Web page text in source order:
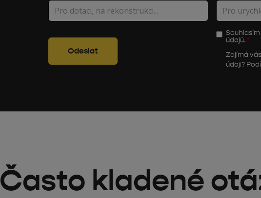
údajů. *
Zajímá
údaji?
Často kladené